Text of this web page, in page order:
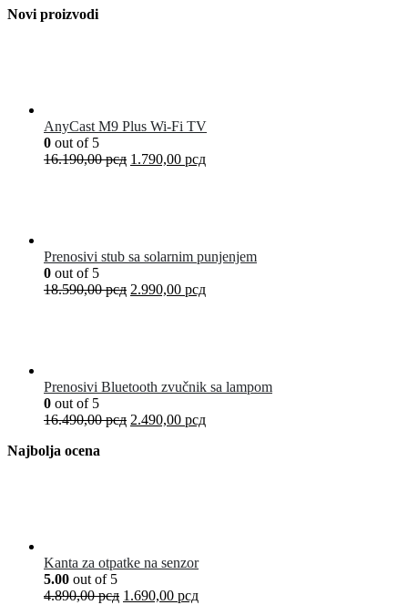
Novi proizvodi
AnyCast M9 Plus Wi-Fi TV
0 out of 5
16.190,00рсд 1.790,00 рсд
Prenosivi stub sa solarnim punjenjem
0 out of 5
18.590,00рсд 2.990,00 рсд
Prenosivi Bluetooth zvučnik sa lampom
0 out of 5
16.490,00рсд 2.490,00 рсд
Najbolja ocena
Kanta za otpatke na senzor
5.00 out of 5
4.890,00рсд 1.690,00 рсд